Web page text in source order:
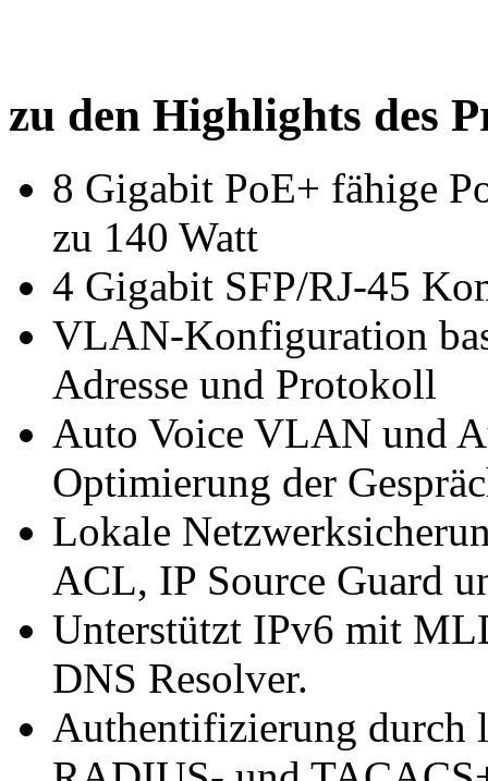
zu den Highlights des
8 Gigabit PoE+ fähige
zu 140 Watt
4 Gigabit SFP/RJ-45
VLAN-Konfiguration
Adresse und Protokoll
Auto Voice VLAN und
Optimierung der
Lokale
ACL, IP Source Guard
Unterstützt IPv6 mit
DNS Resolver.
Authentifizierung durch